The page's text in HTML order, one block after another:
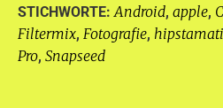
STICHWORTE:Android, apple,
Filtermix, Fotografie,
Pro, Snapseed